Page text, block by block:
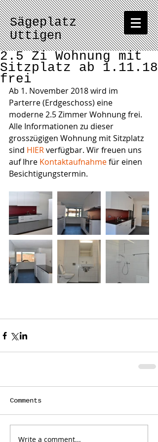
Sägeplatz
Uttigen
2.5 Zi Wohnung mit
Sitzplatz ab 1.11.18
frei
Ab 1. November 2018 wird im
Parterre (Erdgeschoss) eine
moderne 2.5 Zimmer Wohnung frei.
Alle Informationen zu dieser
grosszügigen Wohnung mit Sitzplatz
sind HIER verfügbar. Wir freuen uns
auf Ihre Kontaktaufnahme für einen
Besichtigungstermin.
Comments
Write a comment...